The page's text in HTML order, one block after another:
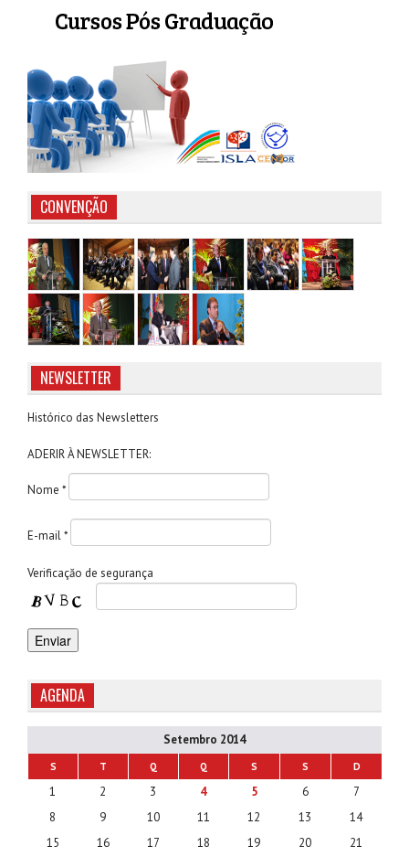
CONVENÇÃO
NEWSLETTER
Histórico das Newsletters
ADERIR À NEWSLETTER:
Nome *
E-mail *
Verificaçăo de segurança
AGENDA
Setembro 2014
S T Q Q S S D
1 2 3 4 5 6
7
8
9 10 11 12 13
14
15
16 17 18 19 20 21